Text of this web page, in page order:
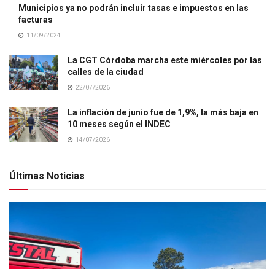
Municipios ya no podrán incluir tasas e impuestos en las
facturas
11/09/2024
La CGT Córdoba marcha este miércoles por las
calles de la ciudad
22/07/2026
La inflación de junio fue de 1,9%, la más baja en
10 meses según el INDEC
14/07/2026
Últimas Noticias